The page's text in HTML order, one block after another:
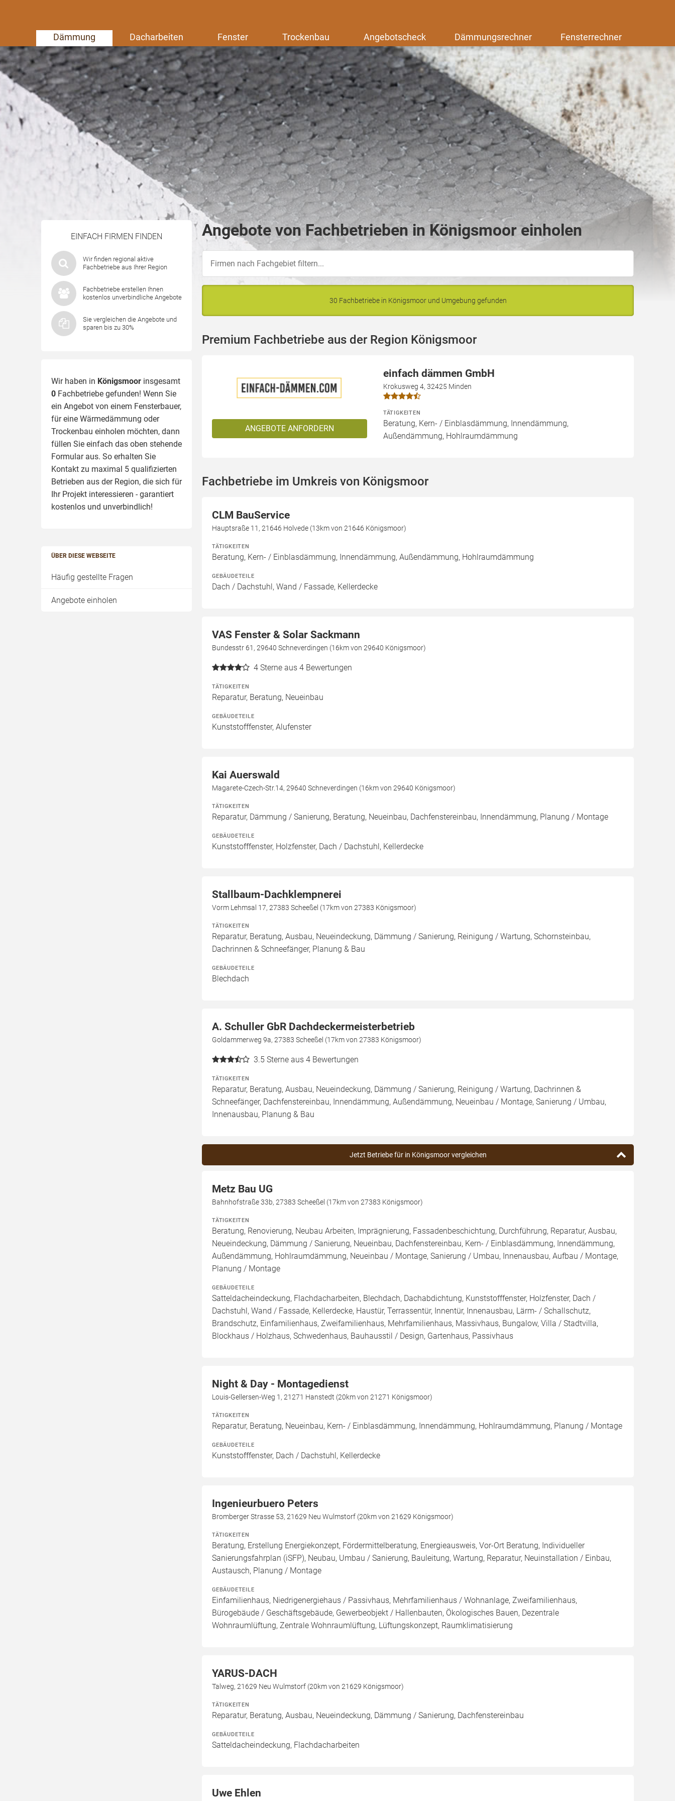
Dämmung Dacharbeiten Fenster Trockenbau Angebotscheck Dämmungsrechner Fensterrechner
EINFACH FIRMEN FINDEN
Wir finden regional aktive
Fachbetriebe aus Ihrer Region
Fachbetriebe erstellen Ihnen
kostenlos unverbindliche Angebote
Sie vergleichen die Angebote und
sparen bis zu 30%
Wir haben in Königsmoor insgesamt
0 Fachbetriebe gefunden! Wenn Sie
ein Angebot von einem Fensterbauer,
für eine Wärmedämmung oder
Trockenbau einholen möchten, dann
füllen Sie einfach das oben stehende
Formular aus. So erhalten Sie
Kontakt zu maximal 5 qualifizierten
Betrieben aus der Region, die sich für
Ihr Projekt interessieren - garantiert
kostenlos und unverbindlich!
ÜBER DIESE WEBSEITE
Häufig gestellte Fragen
Angebote einholen
Angebote von Fachbetrieben in Königsmoor einholen
30 Fachbetriebe in Königsmoor und Umgebung gefunden
Premium Fachbetriebe aus der Region Königsmoor
ANGEBOTE ANFORDERN
einfach dämmen GmbH
Krokusweg 4, 32425 Minden
TÄTIGKEITEN
Beratung, Kern- / Einblasdämmung, Innendämmung,
Außendämmung, Hohlraumdämmung
Fachbetriebe im Umkreis von Königsmoor
CLM BauService
Hauptsraße 11, 21646 Holvede (13km von 21646 Königsmoor)
TÄTIGKEITEN
Beratung, Kern- / Einblasdämmung, Innendämmung, Außendämmung, Hohlraumdämmung
GEBÄUDETEILE
Dach / Dachstuhl, Wand / Fassade, Kellerdecke
VAS Fenster & Solar Sackmann
Bundesstr 61, 29640 Schneverdingen (16km von 29640 Königsmoor)
4 Sterne aus 4 Bewertungen
TÄTIGKEITEN
Reparatur, Beratung, Neueinbau
GEBÄUDETEILE
Kunststofffenster, Alufenster
Kai Auerswald
Magarete-Czech-Str.14, 29640 Schneverdingen (16km von 29640 Königsmoor)
TÄTIGKEITEN
Reparatur, Dämmung / Sanierung, Beratung, Neueinbau, Dachfenstereinbau, Innendämmung, Planung / Montage
GEBÄUDETEILE
Kunststofffenster, Holzfenster, Dach / Dachstuhl, Kellerdecke
Stallbaum-Dachklempnerei
Vorm Lehmsal 17, 27383 Scheeßel (17km von 27383 Königsmoor)
TÄTIGKEITEN
Reparatur, Beratung, Ausbau, Neueindeckung, Dämmung / Sanierung, Reinigung / Wartung, Schornsteinbau,
Dachrinnen & Schneefänger, Planung & Bau
GEBÄUDETEILE
Blechdach
A. Schuller GbR Dachdeckermeisterbetrieb
Goldammerweg 9a, 27383 Scheeßel (17km von 27383 Königsmoor)
3.5 Sterne aus 4 Bewertungen
TÄTIGKEITEN
Reparatur, Beratung, Ausbau, Neueindeckung, Dämmung / Sanierung, Reinigung / Wartung, Dachrinnen &
Schneefänger, Dachfenstereinbau, Innendämmung, Außendämmung, Neueinbau / Montage, Sanierung / Umbau,
Innenausbau, Planung & Bau
Jetzt Betriebe für in Königsmoor vergleichen
Metz Bau UG
Bahnhofstraße 33b, 27383 Scheeßel (17km von 27383 Königsmoor)
TÄTIGKEITEN
Beratung, Renovierung, Neubau Arbeiten, Imprägnierung, Fassadenbeschichtung, Durchführung, Reparatur, Ausbau,
Neueindeckung, Dämmung / Sanierung, Neueinbau, Dachfenstereinbau, Kern- / Einblasdämmung, Innendämmung,
Außendämmung, Hohlraumdämmung, Neueinbau / Montage, Sanierung / Umbau, Innenausbau, Aufbau / Montage,
Planung / Montage
GEBÄUDETEILE
Satteldacheindeckung, Flachdacharbeiten, Blechdach, Dachabdichtung, Kunststofffenster, Holzfenster, Dach /
Dachstuhl, Wand / Fassade, Kellerdecke, Haustür, Terrassentür, Innentür, Innenausbau, Lärm- / Schallschutz,
Brandschutz, Einfamilienhaus, Zweifamilienhaus, Mehrfamilienhaus, Massivhaus, Bungalow, Villa / Stadtvilla,
Blockhaus / Holzhaus, Schwedenhaus, Bauhausstil / Design, Gartenhaus, Passivhaus
Night & Day - Montagedienst
Louis-Gellersen-Weg 1, 21271 Hanstedt (20km von 21271 Königsmoor)
TÄTIGKEITEN
Reparatur, Beratung, Neueinbau, Kern- / Einblasdämmung, Innendämmung, Hohlraumdämmung, Planung / Montage
GEBÄUDETEILE
Kunststofffenster, Dach / Dachstuhl, Kellerdecke
Ingenieurbuero Peters
Bromberger Strasse 53, 21629 Neu Wulmstorf (20km von 21629 Königsmoor)
TÄTIGKEITEN
Beratung, Erstellung Energiekonzept, Fördermittelberatung, Energieausweis, Vor-Ort Beratung, Individueller
Sanierungsfahrplan (iSFP), Neubau, Umbau / Sanierung, Bauleitung, Wartung, Reparatur, Neuinstallation / Einbau,
Austausch, Planung / Montage
GEBÄUDETEILE
Einfamilienhaus, Niedrigenergiehaus / Passivhaus, Mehrfamilienhaus / Wohnanlage, Zweifamilienhaus,
Bürogebäude / Geschäftsgebäude, Gewerbeobjekt / Hallenbauten, Ökologisches Bauen, Dezentrale
Wohnraumlüftung, Zentrale Wohnraumlüftung, Lüftungskonzept, Raumklimatisierung
YARUS-DACH
Talweg, 21629 Neu Wulmstorf (20km von 21629 Königsmoor)
TÄTIGKEITEN
Reparatur, Beratung, Ausbau, Neueindeckung, Dämmung / Sanierung, Dachfenstereinbau
GEBÄUDETEILE
Satteldacheindeckung, Flachdacharbeiten
Uwe Ehlen